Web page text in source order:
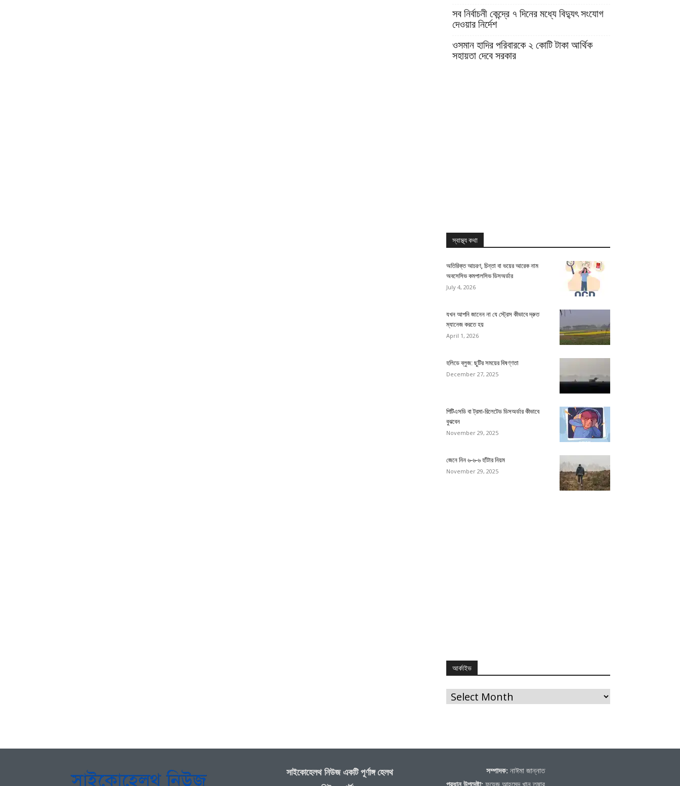
সব নির্বাচনী কেন্দ্রে ৭ দিনের মধ্যে বিদ্যুৎ সংযোগ
দেওয়ার নির্দেশ
ওসমান হাদির পরিবারকে ২ কোটি টাকা আর্থিক
সহায়তা দেবে সরকার
স্বাস্থ্য কথা
অতিরিক্ত আচরণ, চিন্তা বা ভয়ের আরেক নাম
অবসেসিভ কমপালসিভ ডিসঅর্ডার
July 4, 2026
যখন আপনি জানেন না যে স্ট্রেস কীভাবে দ্রুত
ম্যানেজ করতে হয়
April 1, 2026
হলিডে ব্লুজ: ছুটির সময়ের বিষণ্ণতা
December 27, 2025
পিটিএসডি বা ট্রমা-রিলেটেড ডিসঅর্ডার কীভাবে
বুঝবেন
November 29, 2025
জেনে নিন ৬-৬-৬ হাঁটার নিয়ম
November 29, 2025
আর্কাইভ
আর্কাইভ
সাইকোহেলথ নিউজ একটি পূর্ণাঙ্গ হেলথ
সম্পাদক: নাঈমা জান্নাত